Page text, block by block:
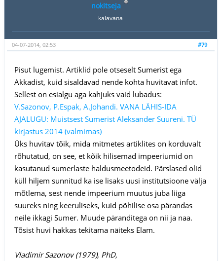
nokitseja
kalavana
#79
04-07-2014, 02:53
Pisut lugemist. Artiklid pole otseselt Sumerist ega
Akkadist, kuid sisaldavad nende kohta huvitavat infot.
Sellest on esialgu aga kahjuks vaid lubadus:
V.Sazonov, P.Espak, A.Johandi. VANA LÄHIS-IDA
AJALUGU: Muistsest Sumerist Aleksander Suureni. TÜ
kirjastus 2014 (valmimas)
Üks huvitav tõik, mida mitmetes artiklites on korduvalt
rõhutatud, on see, et kõik hilisemad impeeriumid on
kasutanud sumerlaste haldusmeetodeid. Pärslased olid
küll hiljem sunnitud ka ise lisaks uusi institutsioone välja
mõtlema, sest nende impeerium muutus juba liiga
suureks ning keeruliseks, kuid põhilise osa pärandas
neile ikkagi Sumer. Muude päranditega on nii ja naa.
Tõsist huvi hakkas tekitama näiteks Elam.
Vladimir Sazonov (1979), PhD,